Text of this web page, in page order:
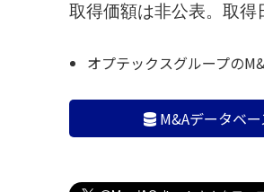
取得価額は非公表。取得
オプテックスグループの
M&Aデータベ